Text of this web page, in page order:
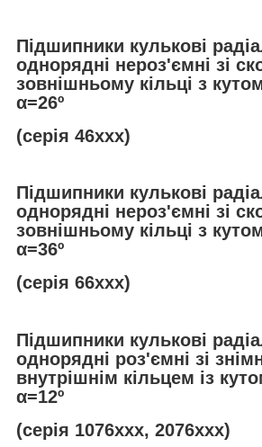
Підшипники кулькові
однорядні нероз'ємні зі
зовнішньому кільці з
α=26º
(серія 46ххх)
Підшипники кулькові
однорядні нероз'ємні зі
зовнішньому кільці з
α=36º
(серія 66ххх)
Підшипники кулькові
однорядні роз'ємні зі
внутрішнім кільцем із
α=12º
(серія 1076ххх, 2076ххх)